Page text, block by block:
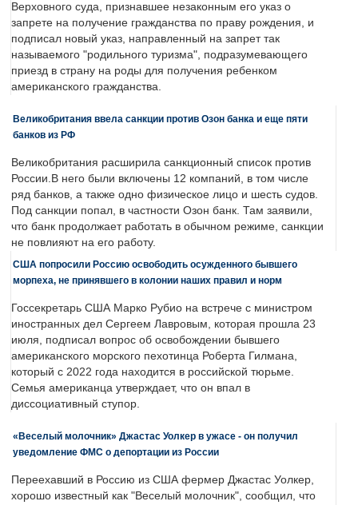
Верховного суда, признавшее незаконным его указ о
запрете на получение гражданства по праву рождения, и
подписал новый указ, направленный на запрет так
называемого "родильного туризма", подразумевающего
приезд в страну на роды для получения ребенком
американского гражданства.
Великобритания ввела санкции против Озон банка и еще пяти
банков из РФ
Великобритания расширила санкционный список против
России.В него были включены 12 компаний, в том числе
ряд банков, а также одно физическое лицо и шесть судов.
Под санкции попал, в частности Озон банк. Там заявили,
что банк продолжает работать в обычном режиме, санкции
не повлияют на его работу.
США попросили Россию освободить осужденного бывшего
морпеха, не принявшего в колонии наших правил и норм
Госсекретарь США Марко Рубио на встрече с министром
иностранных дел Сергеем Лавровым, которая прошла 23
июля, подписал вопрос об освобождении бывшего
американского морского пехотинца Роберта Гилмана,
который с 2022 года находится в российской тюрьме.
Семья американца утверждает, что он впал в
диссоциативный ступор.
«Веселый молочник» Джастас Уолкер в ужасе - он получил
уведомление ФМС о депортации из России
Переехавший в Россию из США фермер Джастас Уолкер,
хорошо известный как "Веселый молочник", сообщил, что